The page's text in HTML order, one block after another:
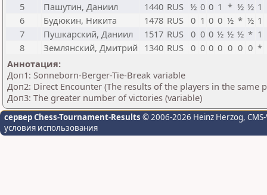
5
Пашутин, Даниил 1440 RUS ½ 0 0 1 * ½ ½ 1
6
Будюкин, Никита 1478 RUS 0 1 0 0 ½ * ½ 1
7
Пушкарский, Даниил 1517 RUS 0 0 0 ½ ½ ½ * 1
8
Землянский, Дмитрий 1340 RUS 0 0 0 0 0 0 0 *
Аннотация:
Доп1: Sonneborn-Berger-Tie-Break variable
Доп2: Direct Encounter (The results of the players in the same
Доп3: The greater number of victories (variable)
сервер Chess-Tournament-Results © 2006-2026 Heinz Herzog,
условия использования